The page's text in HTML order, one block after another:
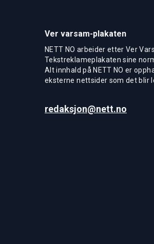
Ver varsam-plakaten
NETT NO arbeider etter Ver
Tekstreklameplakaten sine
Alt innhald på NETT NO er
eksterne nettsider som det blir
redaksjon@nett.no